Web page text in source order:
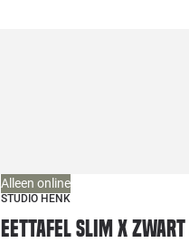
Alleen online
STUDIO HENK
Eettafel Slim X